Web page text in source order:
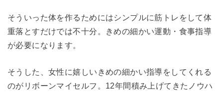
そういった体を作るためにはシンプルに筋トレをして体
重落とすだけでは不十分。きめの細かい運動・食事指導
が必要になります。
そうした、女性に嬉しいきめの細かい指導をしてくれる
のがリボーンマイセルフ。12年間積み上げてきたノウハ